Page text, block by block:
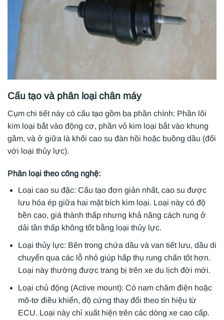
Cấu tạo và phân loại chân máy
Cụm chi tiết này có cấu tạo gồm ba phần chính: Phần lõi
kim loại bắt vào động cơ, phần vỏ kim loại bắt vào khung
gầm, và ở giữa là khối cao su đàn hồi hoặc buồng dầu (đối
với loại thủy lực).
Phân loại theo công nghệ:
Loại cao su đặc: Cấu tạo đơn giản nhất, cao su được
lưu hóa ép giữa hai mặt bích kim loại. Loại này có độ
bền cao, giá thành thấp nhưng khả năng cách rung ở
dải tần thấp không tốt bằng loại thủy lực.
Loại thủy lực: Bên trong chứa dầu và van tiết lưu, dầu di
chuyển qua các lỗ nhỏ giúp hấp thụ rung chấn tốt hơn.
Loại này thường được trang bị trên xe du lịch đời mới.
Loại chủ động (Active mount): Có nam châm điện hoặc
mô-tơ điều khiển, độ cứng thay đổi theo tín hiệu từ
ECU. Loại này chỉ xuất hiện trên các dòng xe cao cấp.